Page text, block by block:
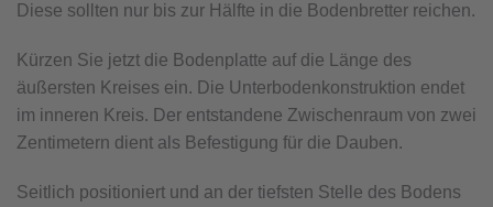
Diese sollten nur bis zur Hälfte in die Bodenbretter reichen.
Kürzen Sie jetzt die Bodenplatte auf die Länge des
äußersten Kreises ein. Die Unterbodenkonstruktion endet
im inneren Kreis. Der entstandene Zwischenraum von zwei
Zentimetern dient als Befestigung für die Dauben.
Seitlich positioniert und an der tiefsten Stelle des Bodens